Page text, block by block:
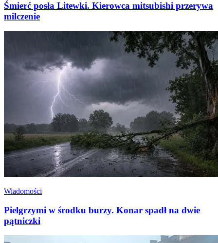
Śmierć posła Litewki. Kierowca mitsubishi przerywa
milczenie
Wiadomości
Pielgrzymi w środku burzy. Konar spadł na dwie
pątniczki